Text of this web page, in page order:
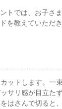
トでは、お子さ
を教えていただき
ットします。一
サリ感が目立た
はさんで切ると